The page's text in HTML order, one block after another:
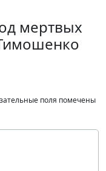
мертвых
поля помечены